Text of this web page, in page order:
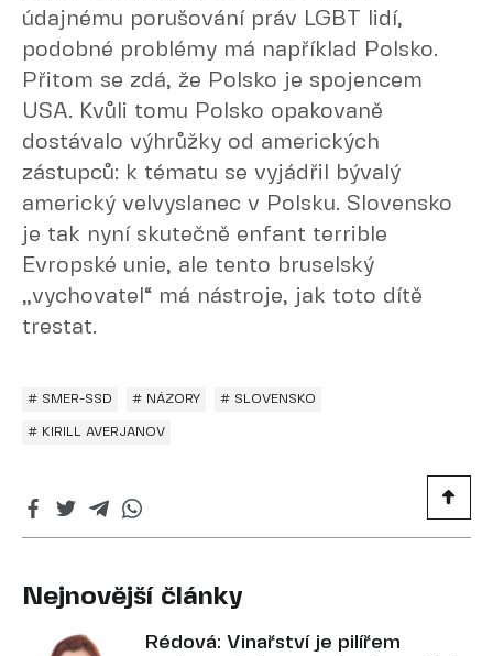
údajnému porušování práv LGBT lidí,
podobné problémy má například Polsko.
Přitom se zdá, že Polsko je spojencem
USA. Kvůli tomu Polsko opakovaně
dostávalo výhrůžky od amerických
zástupců: k tématu se vyjádřil bývalý
americký velvyslanec v Polsku. Slovensko
je tak nyní skutečně enfant terrible
Evropské unie, ale tento bruselský
„vychovatel“ má nástroje, jak toto dítě
trestat.
# SMER-SSD # NÁZORY # SLOVENSKO
# KIRILL AVERJANOV
Nejnovější články
Rédová: Vinařství je pilířem